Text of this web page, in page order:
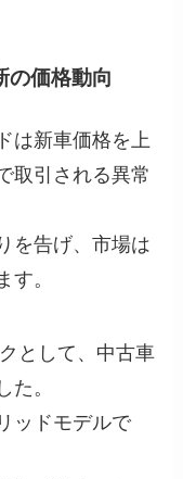
の価格動向
は新車価格を上
取引される異常
を告げ、市場は
す。
として、中古車
た。
ッドモデルで